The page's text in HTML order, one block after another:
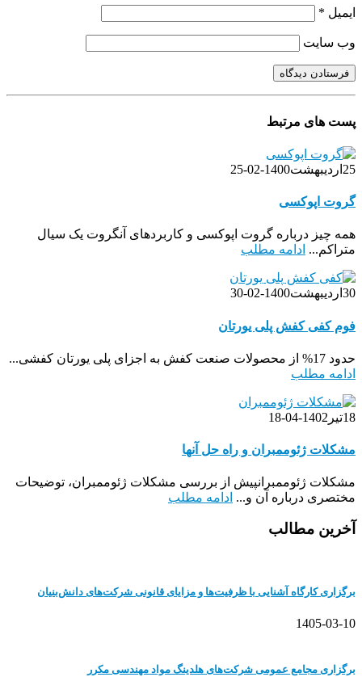
ایمیل *
وب‌ سایت
پست های مرتبط
25 اردیبهشت1400-02-25
گروت اپوکسی
همه چیز درباره گروت اپوکسی و کاربردهای آنگروت یک سیال
متراکم... ادامه مطلب
30 اردیبهشت1400-02-30
فوم کفی کفش پلی یورتان
حدود 17% از محصولات صنعت کفش به اجزای پلی یورتان کفشی...
ادامه مطلب
18تیر 1402-04-18
مشکلات ژئوممبران و راه حل آنها
مشکلات ژئوممبرانپیش از بررسی مشکلات ژئوممبران، توضیحات
مختصری درباره آن و... ادامه مطلب
آخرین مطالب
برگزاری کارگاه آشنایی با ظرفیت‌ها و مزایای قانونی شرکت‌های دانش‌بنیان
1405-03-10
برگزاری مجامع عمومی شرکت‌های هلدینگ مواد مهندسی مکرر